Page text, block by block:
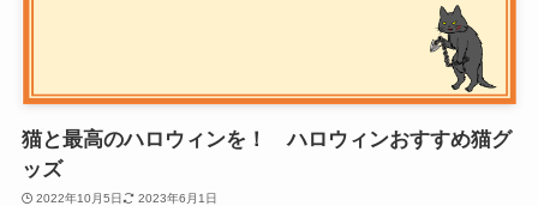
猫と最高のハロウィンを！ ハロウィンおすすめ猫グ
ッズ
2022年10月5日 2023年6月1日